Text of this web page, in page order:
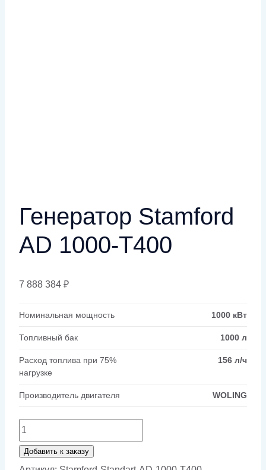
Генератор Stamford
AD 1000-T400
7 888 384 ₽
Номинальная мощность 1000 кВт
Топливный бак 1000 л
Расход топлива при 75%
нагрузке
156 л/ч
Производитель двигателя WOLING
Количество
товара
Генератор
Добавить к заказу